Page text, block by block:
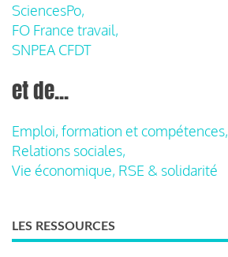
SciencesPo,
FO France travail,
SNPEA CFDT
et de...
Emploi, formation et compétences,
Relations sociales,
Vie économique, RSE & solidarité
LES RESSOURCES